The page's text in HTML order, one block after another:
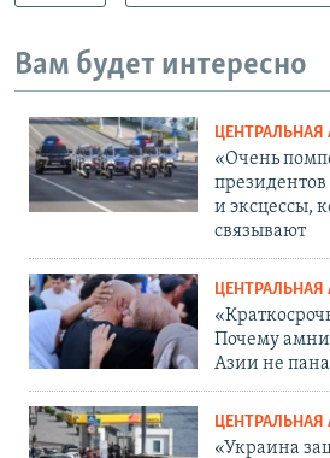
Вам будет интересно
ЦЕНТРАЛЬНАЯ
«Очень
и эксцессы,
связывают
ЦЕНТРАЛЬНАЯ
Почему
Азии не
ЦЕНТРАЛЬНАЯ
«Украина